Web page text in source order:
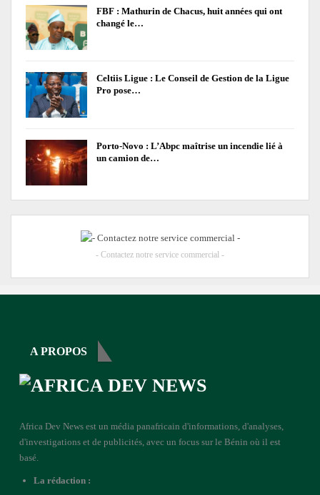
FBF : Mathurin de Chacus, huit années qui ont
changé le…
Celtiis Ligue : Le Conseil de Gestion de la Ligue
Pro pose…
Porto-Novo : L’Abpc maîtrise un incendie lié à
un camion de…
- Contactez notre service commercial -
A PROPOS
Africa Dev News est un média panafricain d'informations, d'analyses,
d'investigations et de publicités, avec un focus sur le Bénin où il est
basé.
La rédaction :